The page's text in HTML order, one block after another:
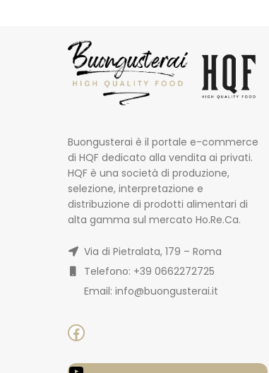
Buongusterai è il portale e-commerce
di HQF dedicato alla vendita ai privati.
HQF è una società di produzione,
selezione, interpretazione e
distribuzione di prodotti alimentari di
alta gamma sul mercato Ho.Re.Ca.
Via di Pietralata, 179 – Roma
Telefono: +39 0662272725
Email: info@buongusterai.it